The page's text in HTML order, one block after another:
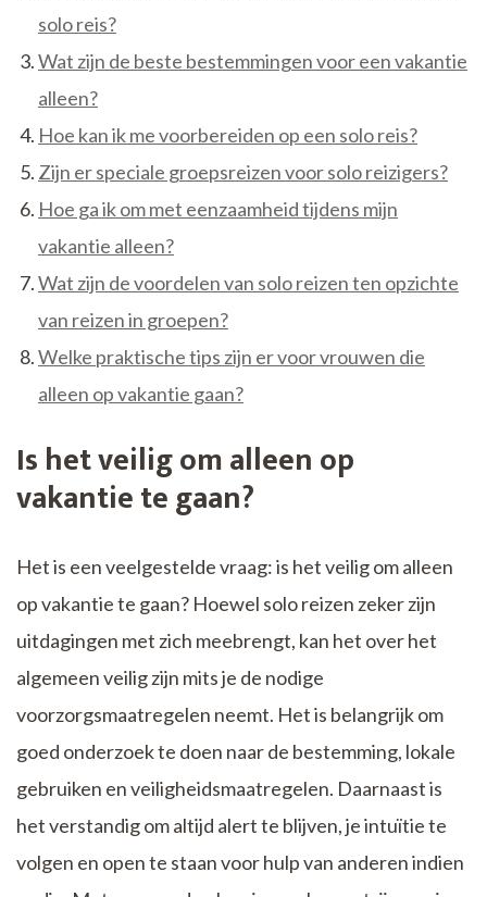
solo reis?
Wat zijn de beste bestemmingen voor een vakantie
alleen?
Hoe kan ik me voorbereiden op een solo reis?
Zijn er speciale groepsreizen voor solo reizigers?
Hoe ga ik om met eenzaamheid tijdens mijn
vakantie alleen?
Wat zijn de voordelen van solo reizen ten opzichte
van reizen in groepen?
Welke praktische tips zijn er voor vrouwen die
alleen op vakantie gaan?
Is het veilig om alleen op
vakantie te gaan?
Het is een veelgestelde vraag: is het veilig om alleen
op vakantie te gaan? Hoewel solo reizen zeker zijn
uitdagingen met zich meebrengt, kan het over het
algemeen veilig zijn mits je de nodige
voorzorgsmaatregelen neemt. Het is belangrijk om
goed onderzoek te doen naar de bestemming, lokale
gebruiken en veiligheidsmaatregelen. Daarnaast is
het verstandig om altijd alert te blijven, je intuïtie te
volgen en open te staan voor hulp van anderen indien